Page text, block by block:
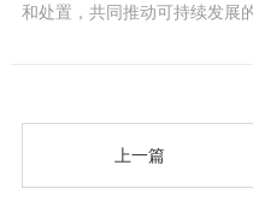
和处置，共同推动可持续发展
上一篇